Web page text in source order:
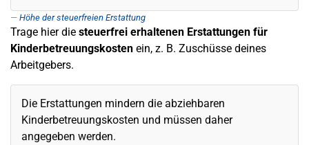
Höhe der steuerfreien Erstattung
Trage hier die steuerfrei erhaltenen Erstattungen für
Kinderbetreuungskosten ein, z. B. Zuschüsse deines
Arbeitgebers.
Die Erstattungen mindern die abziehbaren
Kinderbetreuungskosten und müssen daher
angegeben werden.